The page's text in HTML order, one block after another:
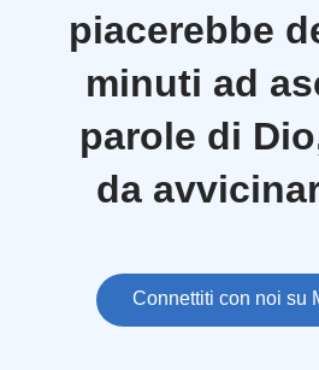
piacerebbe
minuti ad
parole di
da
Connettiti con noi su